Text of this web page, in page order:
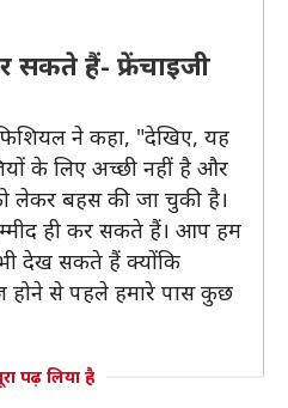
सकते हैं- फ्रेंचाइजी
ने कहा, "देखिए, यह
के लिए अच्छी नहीं है और
लेकर बहस की जा चुकी है।
ही कर सकते हैं। आप हम
देख सकते हैं क्योंकि
से पहले हमारे पास कुछ
पढ़ लिया है